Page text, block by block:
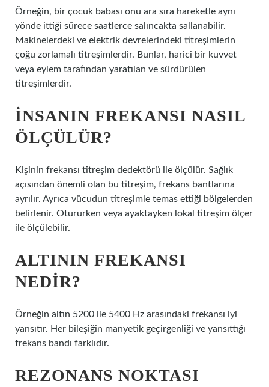
Örneğin, bir çocuk babası onu ara sıra hareketle aynı
yönde ittiği sürece saatlerce salıncakta sallanabilir.
Makinelerdeki ve elektrik devrelerindeki titreşimlerin
çoğu zorlamalı titreşimlerdir. Bunlar, harici bir kuvvet
veya eylem tarafından yaratılan ve sürdürülen
titreşimlerdir.
İNSANIN FREKANSI NASIL
ÖLÇÜLÜR?
Kişinin frekansı titreşim dedektörü ile ölçülür. Sağlık
açısından önemli olan bu titreşim, frekans bantlarına
ayrılır. Ayrıca vücudun titreşimle temas ettiği bölgelerden
belirlenir. Otururken veya ayaktayken lokal titreşim ölçer
ile ölçülebilir.
ALTININ FREKANSI
NEDIR?
Örneğin altın 5200 ile 5400 Hz arasındaki frekansı iyi
yansıtır. Her bileşiğin manyetik geçirgenliği ve yansıttığı
frekans bandı farklıdır.
REZONANS NOKTASI